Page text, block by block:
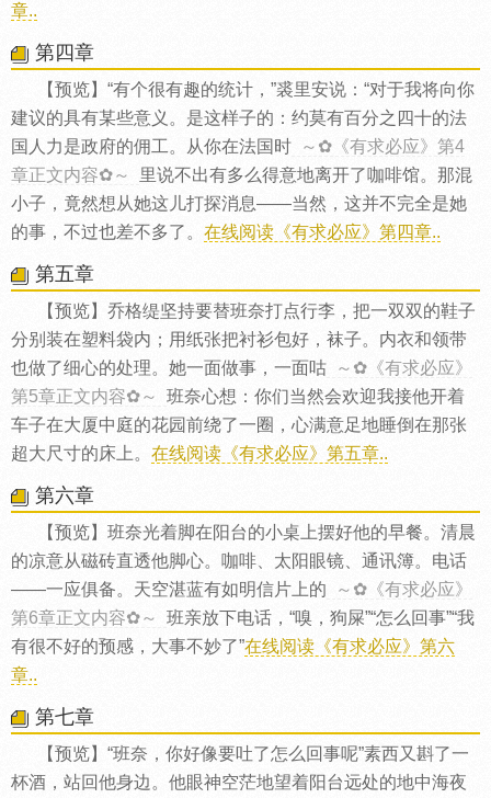
章..
第四章
【预览】“有个很有趣的统计，”裘里安说：“对于我将向你
建议的具有某些意义。是这样子的：约莫有百分之四十的法
国人力是政府的佣工。从你在法国时
～✿《有求必应》第4
章正文内容✿～
里说不出有多么得意地离开了咖啡馆。那混
小子，竟然想从她这儿打探消息——当然，这并不完全是她
的事，不过也差不多了。 在线阅读《有求必应》第四章..
第五章
【预览】乔格缇坚持要替班奈打点行李，把一双双的鞋子
分别装在塑料袋内；用纸张把衬衫包好，袜子。内衣和领带
也做了细心的处理。她一面做事，一面咕
～✿《有求必应》
第5章正文内容✿～
班奈心想：你们当然会欢迎我接他开着
车子在大厦中庭的花园前绕了一圈，心满意足地睡倒在那张
超大尺寸的床上。 在线阅读《有求必应》第五章..
第六章
【预览】班奈光着脚在阳台的小桌上摆好他的早餐。清晨
的凉意从磁砖直透他脚心。咖啡、太阳眼镜、通讯簿。电话
——一应俱备。天空湛蓝有如明信片上的
～✿《有求必应》
第6章正文内容✿～
班亲放下电话，“嗅，狗屎”“怎么回事”“我
有很不好的预感，大事不妙了”在线阅读《有求必应》第六
章..
第七章
【预览】“班奈，你好像要吐了怎么回事呢”素西又斟了一
杯酒，站回他身边。他眼神空茫地望着阳台远处的地中海夜